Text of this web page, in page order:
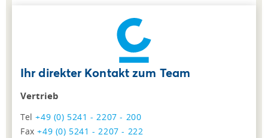
Ihr direkter Kontakt zum Team
Vertrieb
Tel+49 (0) 5241 - 2207 - 200
Fax+49 (0) 5241 - 2207 - 222